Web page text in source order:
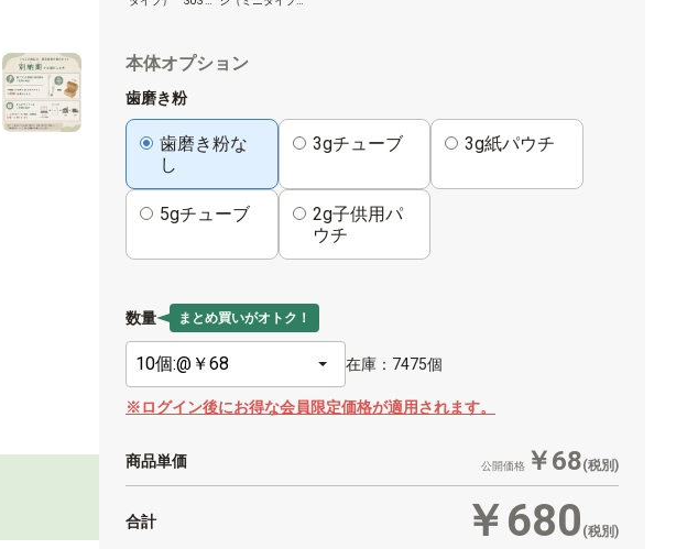
本体オプション
歯磨き粉
歯磨き粉な
し
3gチューブ 3g紙パウチ
5gチューブ
2g子供用パ
ウチ
数量 まとめ買いがオトク！
在庫：7475個
※ログイン後にお得な会員限定価格が適用されます。
商品単価 公開価格 ￥68(税別)
合計 ￥680 (税別)